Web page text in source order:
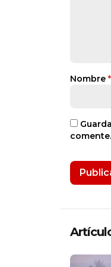
Nombre *
comente.